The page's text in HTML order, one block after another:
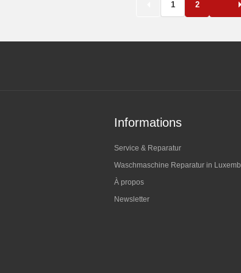
1 2
Informations
Service & Reparatur
Waschmaschine Reparatur in
À propos
Newsletter